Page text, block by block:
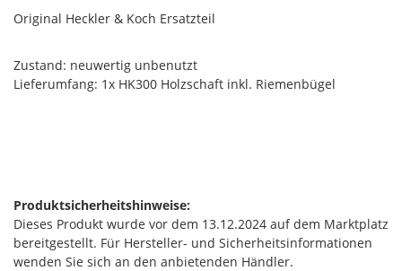
Original Heckler & Koch Ersatzteil
Zustand: neuwertig unbenutzt
Lieferumfang: 1x HK300 Holzschaft inkl. Riemenbügel
Produktsicherheitshinweise:
Dieses Produkt wurde vor dem 13.12.2024 auf dem Marktplatz
bereitgestellt. Für Hersteller- und Sicherheitsinformationen
wenden Sie sich an den anbietenden Händler.